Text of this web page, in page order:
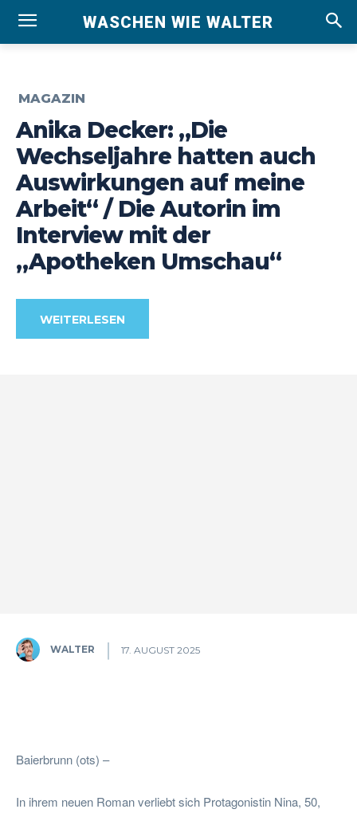
WASCHEN WIE WALTER
MAGAZIN
Anika Decker: „Die
Wechseljahre hatten auch
Auswirkungen auf meine
Arbeit“ / Die Autorin im
Interview mit der
„Apotheken Umschau“
WEITERLESEN
WALTER 17. AUGUST 2025
Baierbrunn (ots) –
In ihrem neuen Roman verliebt sich Protagonistin Nina, 50,